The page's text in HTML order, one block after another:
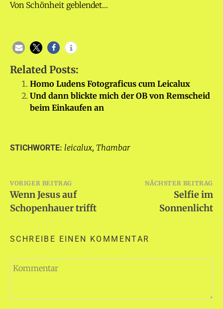
Von Schönheit geblendet…
Related Posts:
Homo Ludens Fotograficus cum Leicalux
Und dann blickte mich der OB von Remscheid
beim Einkaufen an
STICHWORTE: leicalux, Thambar
Beitragsnavigation
VORIGER BEITRAG
Wenn Jesus auf
Schopenhauer trifft
NÄCHSTER BEITRAG
Selfie im
Sonnenlicht
SCHREIBE EINEN KOMMENTAR